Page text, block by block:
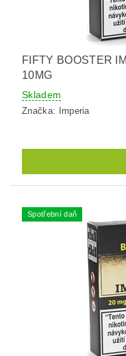
FIFTY BOOSTER
10MG
Skladem
Značka: Imperia
Spotřební daň